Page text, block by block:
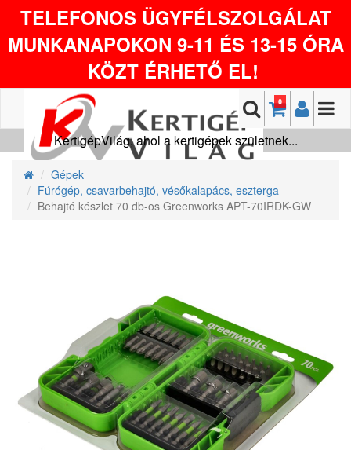
TELEFONOS ÜGYFÉLSZOLGÁLAT
MUNKANAPOKON 9-11 ÉS 13-15 ÓRA
KÖZT ÉRHETŐ EL!
0
KertigépVilág, ahol a kertigépek születnek...
Gépek
Fúrógép, csavarbehajtó, vésőkalapács, eszterga
Behajtó készlet 70 db-os Greenworks APT-70IRDK-GW